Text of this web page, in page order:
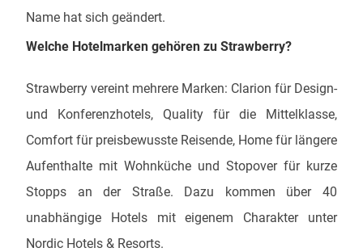
Name hat sich geändert.
Welche Hotelmarken gehören zu Strawberry?
Strawberry vereint mehrere Marken: Clarion für Design-
und Konferenzhotels, Quality für die Mittelklasse,
Comfort für preisbewusste Reisende, Home für längere
Aufenthalte mit Wohnküche und Stopover für kurze
Stopps an der Straße. Dazu kommen über 40
unabhängige Hotels mit eigenem Charakter unter
Nordic Hotels & Resorts.